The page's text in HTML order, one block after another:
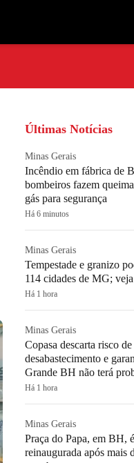
Últimas Notícias
Minas Gerais
Incêndio em fábrica de
bombeiros fazem
gás para segurança
Há 6 minutos
Minas Gerais
Tempestade e granizo
114 cidades de MG;
Há 1 hora
Minas Gerais
Copasa descarta risco de
desabastecimento e
Grande BH não terá
Há 1 hora
Minas Gerais
Praça do Papa, em BH, é
reinaugurada após mais